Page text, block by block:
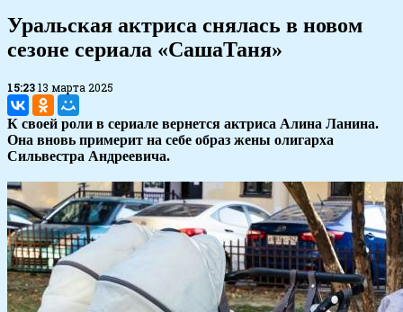
​Уральская актриса снялась в новом
сезоне сериала «СашаТаня»
15:2313 марта 2025
К своей роли в сериале вернется актриса Алина Ланина.
Она вновь примерит на себе образ жены олигарха
Сильвестра Андреевича.